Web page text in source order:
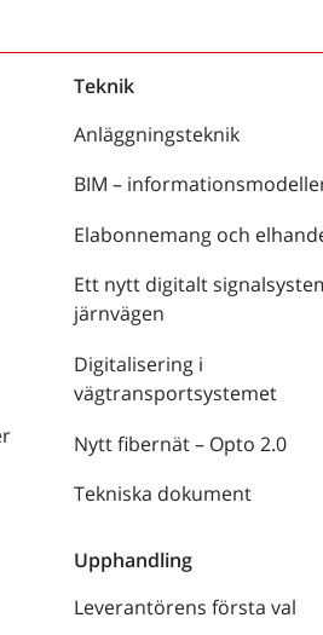
Teknik
Anläggningsteknik
BIM –
Elabonnemang och
Ett nytt digitalt
järnvägen
Digitalisering i
vägtransportsystemet
Nytt fibernät – Opto 2.0
Tekniska dokument
Upphandling
Leverantörens första val